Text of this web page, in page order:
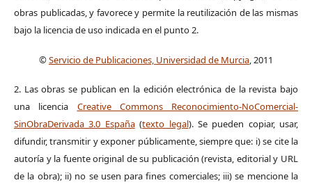
obras publicadas, y favorece y permite la reutilización de las mismas
bajo la licencia de uso indicada en el punto 2.
©Servicio de Publicaciones, Universidad de Murcia, 2011
2. Las obras se publican en la edición electrónica de la revista bajo
una licencia Creative Commons Reconocimiento-NoComercial-
SinObraDerivada 3.0 España(texto legal). Se pueden copiar, usar,
difundir, transmitir y exponer públicamente, siempre que: i) se cite la
autoría y la fuente original de su publicación (revista, editorial y URL
de la obra); ii) no se usen para fines comerciales; iii) se mencione la